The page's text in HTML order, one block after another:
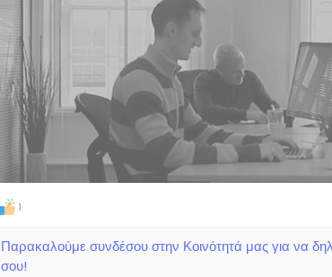
1
Παρακαλούμε συνδέσου στην Κοινότητά μας για να
σου!